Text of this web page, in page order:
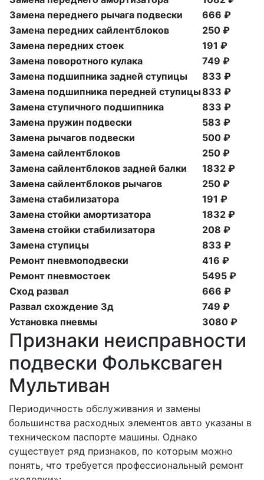
Замена переднего рычага подвески
666 ₽
Замена передних сайлентблоков
250 ₽
Замена передних стоек
191 ₽
Замена поворотного кулака
749 ₽
Замена подшипника задней ступицы
833 ₽
Замена подшипника передней ступицы833 ₽
Замена ступичного подшипника
833 ₽
Замена пружин подвески
583 ₽
Замена рычагов подвески
500 ₽
Замена сайлентблоков
250 ₽
Замена сайлентблоков задней балки
1832 ₽
Замена сайлентблоков рычагов
250 ₽
Замена стабилизатора
191 ₽
Замена стойки амортизатора
1832 ₽
Замена стойки стабилизатора
208 ₽
Замена ступицы
833 ₽
Ремонт пневмоподвески
416 ₽
Ремонт пневмостоек
5495 ₽
Сход развал
666 ₽
Развал схождение 3д
749 ₽
Установка пневмы
3080 ₽
Признаки неисправности
подвески Фольксваген
Мультиван
Периодичность обслуживания и замены
большинства расходных элементов авто указаны в
техническом паспорте машины. Однако
существует ряд признаков, по которым можно
понять, что требуется профессиональный ремонт